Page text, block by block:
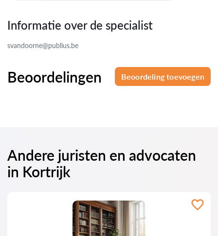
Informatie over de specialist
svandoorne@publius.be
Beoordelingen Beoordeling toevoegen
Andere juristen en advocaten
in Kortrijk